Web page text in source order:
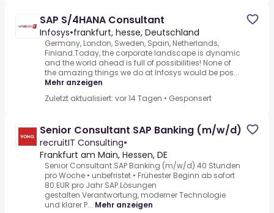
SAP S/4HANA Consultant
Infosys•frankfurt, hesse, Deutschland
Germany, London, Sweden, Spain, Netherlands,
Finland.Today, the corporate landscape is dynamic
and the world ahead is full of possibilities! None of
the amazing things we do at Infosys would be pos...
Mehr anzeigen
Zuletzt aktualisiert: vor 14 Tagen • Gesponsert
Senior Consultant SAP Banking (m/w/d)
recruitIT Consulting•
Frankfurt am Main, Hessen, DE
Senior Consultant SAP Banking (m/w/d) 40 Stunden
pro Woche • unbefristet • Frühester Beginn ab sofort
80.EUR pro Jahr SAP Lösungen
gestalten.Verantwortung, moderner Technologie
und klarer P... Mehr anzeigen